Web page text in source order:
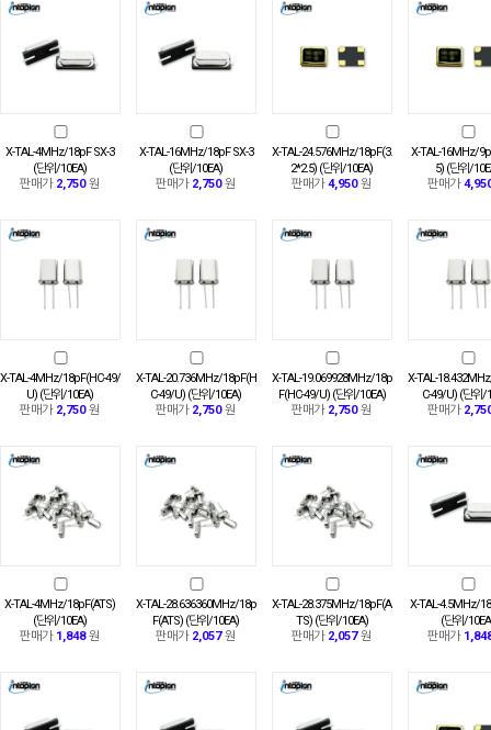
X-TAL-4MHz/18pF SX-3
(단위/10EA)
판매가 2,750원
X-TAL-16MHz/18pF SX-3
(단위/10EA)
판매가 2,750원
X-TAL-24.576MHz/18pF(3.
2*2.5) (단위/10EA)
판매가4,950원
X-TAL-16MHz/
5) (단위/
판매가
X-TAL-4MHz/18pF(HC-49/
U) (단위/10EA)
판매가 2,750원
X-TAL-20.736MHz/18pF(H
C-49/U) (단위/10EA)
판매가 2,750원
X-TAL-19.069928MHz/18p
F(HC-49/U) (단위/10EA)
판매가 2,750원
X-TAL-
C-49/U) (단위/
판매가
X-TAL-4MHz/18pF(ATS)
(단위/10EA)
판매가 1,848원
X-TAL-28.636360MHz/18p
F(ATS) (단위/10EA)
판매가 2,057원
X-TAL-28.375MHz/18pF(A
TS) (단위/10EA)
판매가 2,057원
X-TAL-4.5MHz/
(단위/
판매가